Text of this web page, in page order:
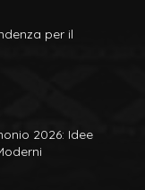
per il
2026: Idee